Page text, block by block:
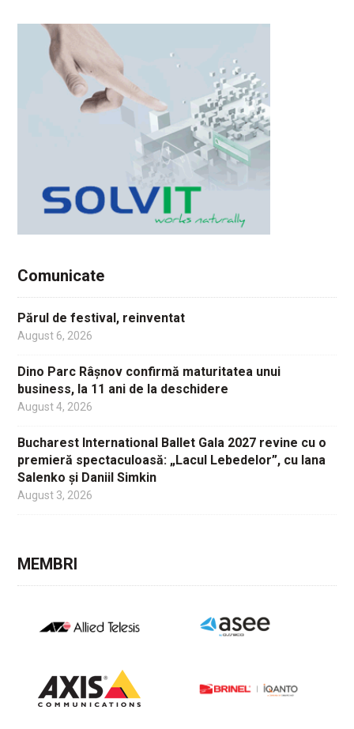
Comunicate
Părul de festival, reinventat
August 6, 2026
Dino Parc Râșnov confirmă maturitatea unui
business, la 11 ani de la deschidere
August 4, 2026
Bucharest International Ballet Gala 2027 revine cu o
premieră spectaculoasă: „Lacul Lebedelor”, cu Iana
Salenko și Daniil Simkin
August 3, 2026
MEMBRI